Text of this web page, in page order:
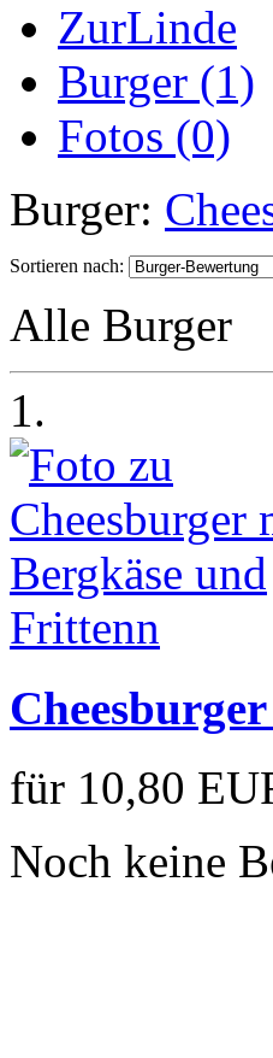
ZurLinde
Burger (1)
Fotos (0)
Burger:
Sortieren nach:
Alle Burger
1.
für 10,80
Noch keine